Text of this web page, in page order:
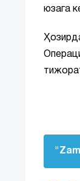
юзага